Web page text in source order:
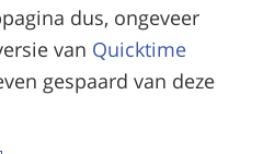
dus, ongeveer
van Quicktime
gespaard van deze